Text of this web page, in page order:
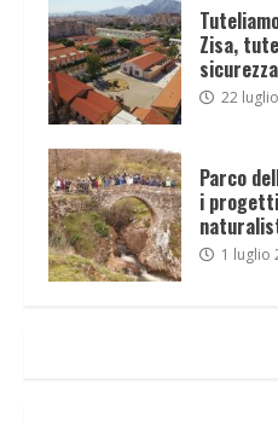
Zisa,
sicurezza
22
Parco
i
1 luglio